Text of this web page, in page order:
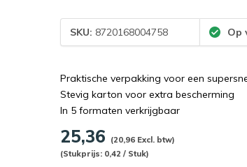
SKU: 8720168004758 Op
Praktische verpakking voor een
Stevig karton voor extra bescherming
In 5 formaten verkrijgbaar
25,36
(20,96 Excl. btw)
(Stukprijs: 0,42 / Stuk)